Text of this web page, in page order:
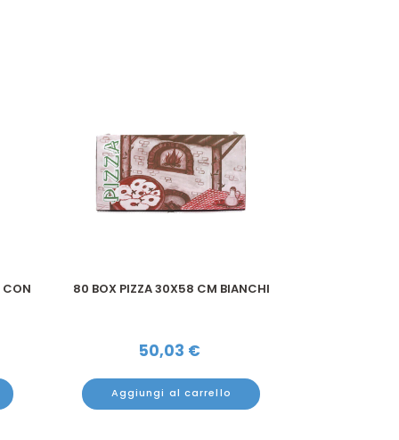
CON 80 BOX PIZZA 30X58 CM BIANCHI
50,03 €
Aggiungi al carrello